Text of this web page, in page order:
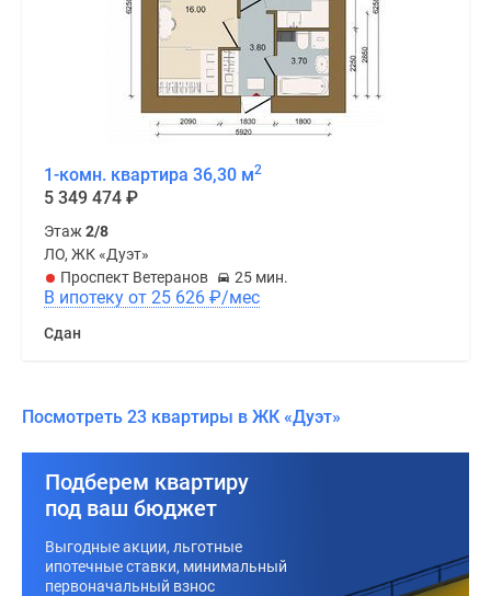
1-комн. квартира 36,30 м2
5 349 474 ₽
Этаж 2/8
ЛО, ЖК «Дуэт»
Проспект Ветеранов
25 мин.
В ипотеку от 25 626 ₽/мес
Сдан
Посмотреть 23 квартиры в ЖК «Дуэт»
Подберем квартиру
под ваш бюджет
Выгодные акции, льготные
ипотечные ставки, минимальный
первоначальный взнос